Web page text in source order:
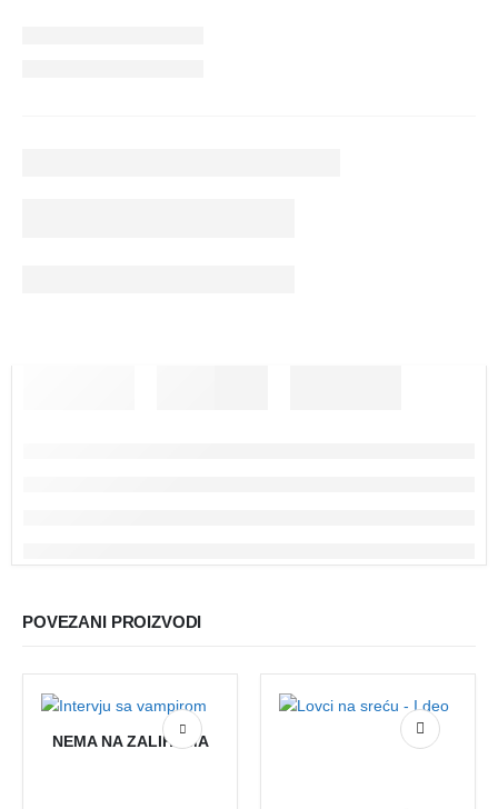
POVEZANI PROIZVODI
NEMA NA ZALIHAMA